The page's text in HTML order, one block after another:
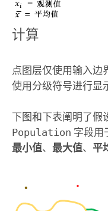
计算
点图层仅使用输入边
使用分级符号进行显
下图和下表阐明了假
Population 字段用
最小值、 最大值、 平